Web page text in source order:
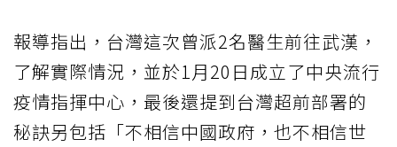
報導指出，台灣這次曾派2名醫生前往武漢，
了解實際情況，並於1月20日成立了中央流行
疫情指揮中心，最後還提到台灣超前部署的
秘訣另包括「不相信中國政府，也不相信世